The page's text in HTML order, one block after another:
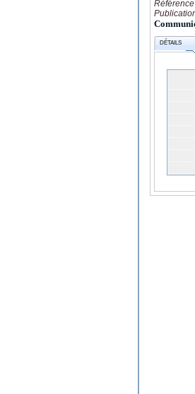
Référence
DÉTAILS